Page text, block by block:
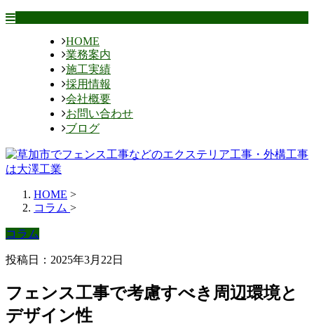
HOME
業務案内
施工実績
採用情報
会社概要
お問い合わせ
ブログ
HOME >
コラム >
コラム
投稿日：2025年3月22日
フェンス工事で考慮すべき周辺環境と
デザイン性